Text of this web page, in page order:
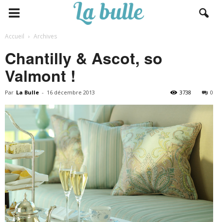
Accueil Archives
Chantilly & Ascot, so
Valmont !
Par La Bulle - 16 décembre 2013 0
3738